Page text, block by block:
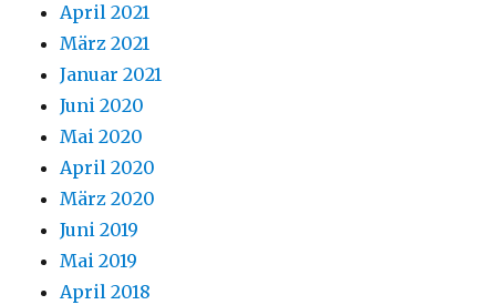
April 2021
März 2021
Januar 2021
Juni 2020
Mai 2020
April 2020
März 2020
Juni 2019
Mai 2019
April 2018